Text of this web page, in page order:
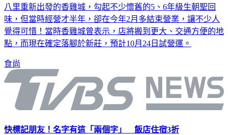
八里重新出發的香雞城，勾起不少懷舊的5、6年級生朝聖回
味，但當時經營才半年，卻在今年2月多結束營業，讓不少人
覺得可惜！當時香雞城曾表示，店將搬到更大、交通方便的地
點，而現在確定落腳於新莊，預計10月24日試營運。
食尚
快標記朋友！名字有這「兩個字」 飯店住宿3折